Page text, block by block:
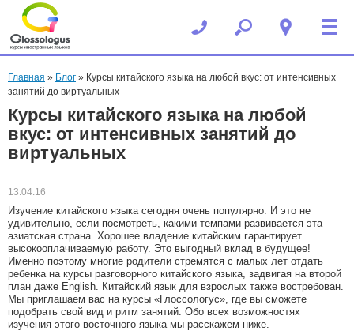
Вы здесь
Главная » Блог » Курсы китайского языка на любой вкус: от интенсивных
занятий до виртуальных
Курсы китайского языка на любой
вкус: от интенсивных занятий до
виртуальных
13.04.16
Изучение китайского языка сегодня очень популярно. И это не
удивительно, если посмотреть, какими темпами развивается эта
азиатская страна. Хорошее владение китайским гарантирует
высокооплачиваемую работу. Это выгодный вклад в будущее!
Именно поэтому многие родители стремятся с малых лет отдать
ребенка на курсы разговорного китайского языка, задвигая на второй
план даже English. Китайский язык для взрослых также востребован.
Мы приглашаем вас на курсы «Глоссологус», где вы сможете
подобрать свой вид и ритм занятий. Обо всех возможностях
изучения этого восточного языка мы расскажем ниже.